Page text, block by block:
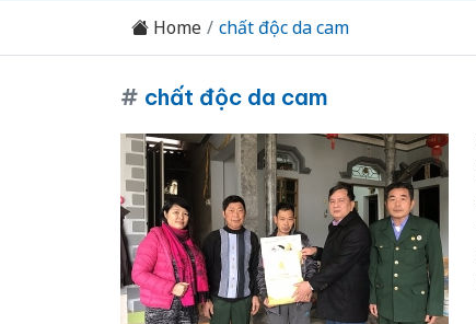
Home chất độc da cam
# chất độc da cam